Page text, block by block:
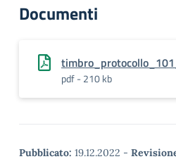
Documenti
pdf - 210 kb
Pubblicato: 19.12.2022 -